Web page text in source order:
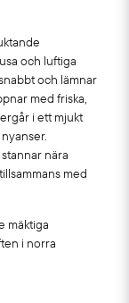
och luftiga
och lämnar
med friska,
i ett mjukt
nära
med
mäktiga
i norra